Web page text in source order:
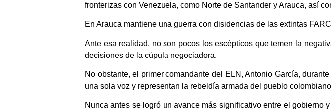
fronterizas con Venezuela, como Norte de Santander y Arauca, así
En Arauca mantiene una guerra con disidencias de las extintas
Ante esa realidad, no son pocos los escépticos que temen la
decisiones de la cúpula negociadora.
No obstante, el primer comandante del ELN, Antonio García,
una sola voz y representan la rebeldía armada del pueblo
Nunca antes se logró un avance más significativo entre el